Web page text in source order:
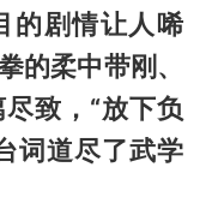
的剧情让人唏
的柔中带刚、
致，“放下负
词道尽了武学